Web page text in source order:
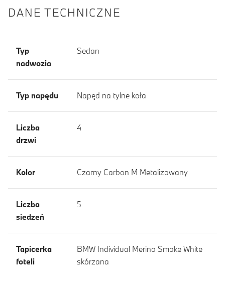
DANE TECHNICZNE
Typ
nadwozia
Sedan
Typ napędu Napęd na tylne koła
Liczba
drzwi
4
Kolor Czarny Carbon M Metalizowany
Liczba
siedzeń
5
Tapicerka
foteli
BMW Individual Merino Smoke White
skórzana